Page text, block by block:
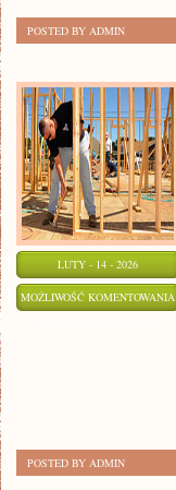
POSTED BY ADMIN
LUTY - 14 - 2026
MOŻLIWOŚĆ KOMENTOWANIA
POSTED BY ADMIN